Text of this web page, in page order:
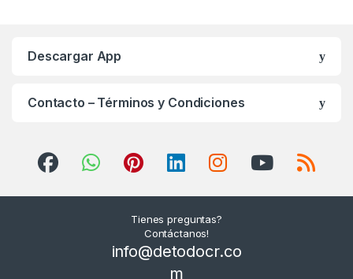
Descargar App
Contacto – Términos y Condiciones
Tienes preguntas?
Contáctanos!
info@detodocr.co
m